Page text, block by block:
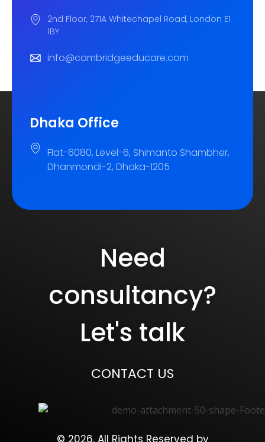
2nd Floor, 271A Whitechapel Road, London E1
1BY
info@cambridgeeducare.com
Dhaka Office
Flat-6080, Level-6, Shimanto Shambher,
Dhanmondi-2, Dhaka-1205
Need
consultancy?
Let's talk
CONTACT US
© 2026, All Rights Reserved by